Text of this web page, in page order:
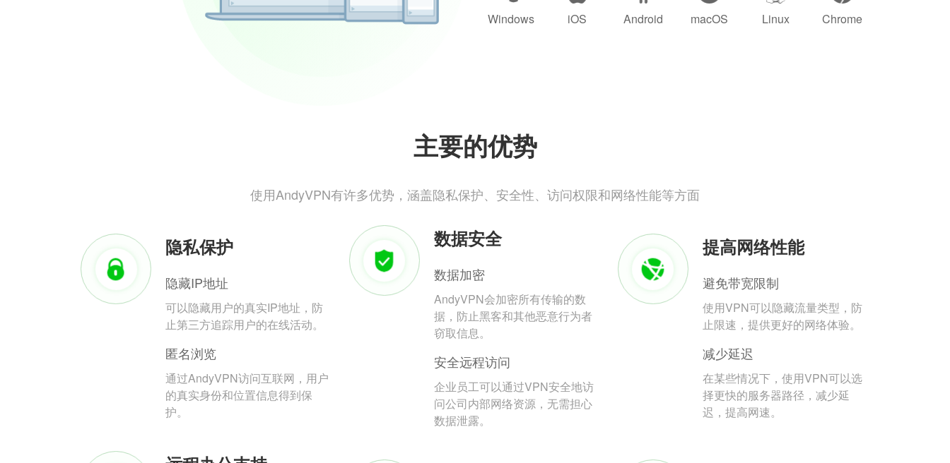
Windows iOS Android macOS Linux Chrome
主要的优势
使用AndyVPN有许多优势，涵盖隐私保护、安全性、访问权限和网络性能等方面
隐私保护
隐藏IP地址
可以隐藏用户的真实IP地址，防
止第三方追踪用户的在线活动。
匿名浏览
通过AndyVPN访问互联网，用户
的真实身份和位置信息得到保
护。
数据安全
数据加密
AndyVPN会加密所有传输的数
据，防止黑客和其他恶意行为者
窃取信息。
安全远程访问
企业员工可以通过VPN安全地访
问公司内部网络资源，无需担心
数据泄露。
提高网络性能
避免带宽限制
使用VPN可以隐藏流量类型，防
止限速，提供更好的网络体验。
减少延迟
在某些情况下，使用VPN可以选
择更快的服务器路径，减少延
迟，提高网速。